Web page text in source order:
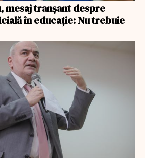
mesaj tranșant despre
în educație: Nu trebuie